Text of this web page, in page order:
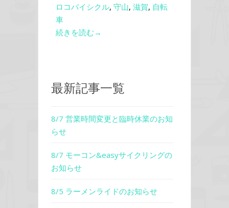
ロコバイシクル, 守山, 滋賀, 自転
車
続きを読む→
最新記事一覧
8/7 営業時間変更と臨時休業のお知
らせ
8/7 モーコン&easyサイクリングの
お知らせ
8/5 ラーメンライドのお知らせ